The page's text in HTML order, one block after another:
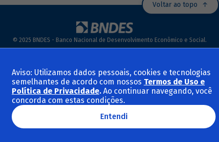
Voltar ao topo
© 2025 BNDES - Banco Nacional de Desenvolvimento Econômico e Social.
Aviso: Utilizamos dados pessoais, cookies e tecnologias
semelhantes de acordo com nossos Termos de Uso e
Política de Privacidade. Ao continuar navegando, você
concorda com estas condições.
Entendi